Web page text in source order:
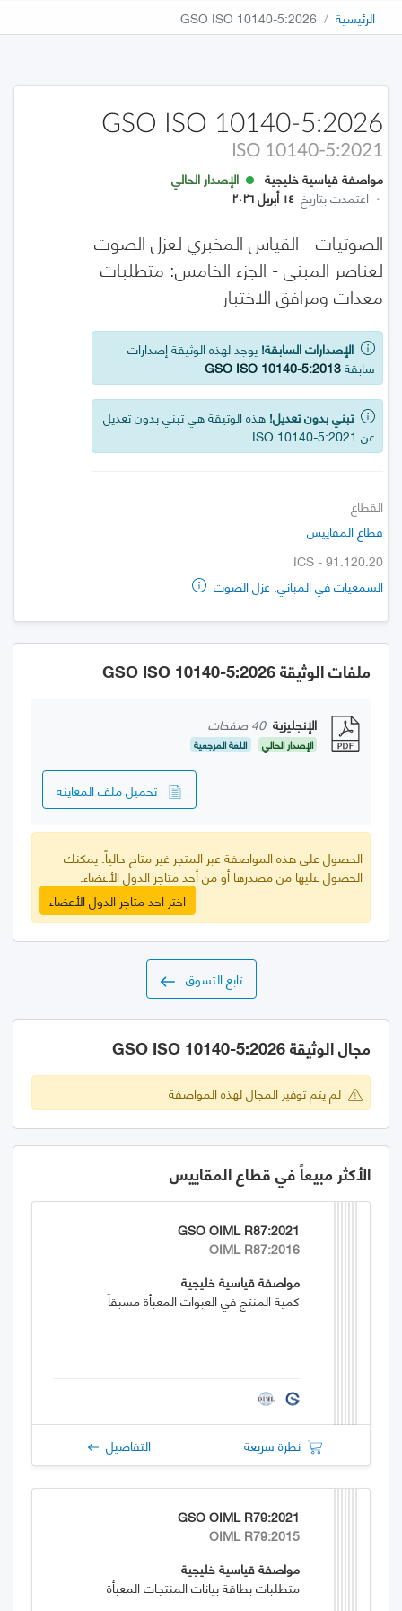
الرئيسية GSO ISO 10140-5:2026
GSO ISO 10140-5:2026
ISO 10140-5:2021
مواصفة قياسية خليجية
الإصدار الحالي
· اعتمدت بتاريخ ١٤ أبريل ٢٠٢٦
الصوتيات - القياس المخبري لعزل الصوت
لعناصر المبنى - الجزء الخامس: متطلبات
معدات ومرافق الاختبار
الإصدارات السابقة! يوجد لهذه الوثيقة إصدارات
سابقةGSO ISO 10140-5:2013
تبني بدون تعديل! هذه الوثيقة هي تبني بدون تعديل
عن ISO 10140-5:2021
القطاع
قطاع المقاييس
ICS - 91.120.20
السمعيات في المباني. عزل الصوت
ملفات الوثيقة GSO ISO 10140-5:2026
الإنجليزية 40 صفحات
الإصدار الحالي اللغة المرجعية
تحميل ملف المعاينة
الحصول على هذه المواصفة عبر المتجر غير متاح حالياً. يمكنك
الحصول عليها من مصدرها أو من أحد متاجر الدول الأعضاء.
اختر احد متاجر الدول الأعضاء
تابع التسوق
مجال الوثيقة GSO ISO 10140-5:2026
لم يتم توفير المجال لهذه المواصفة
الأكثر مبيعاً في قطاع المقاييس
GSO OIML R87:2021
OIML R87:2016
مواصفة قياسية خليجية
كمية المنتج في العبوات المعبأة مسبقاً
نظرة سريعة التفاصيل
GSO OIML R79:2021
OIML R79:2015
مواصفة قياسية خليجية
متطلبات بطاقة بيانات المنتجات المعبأة